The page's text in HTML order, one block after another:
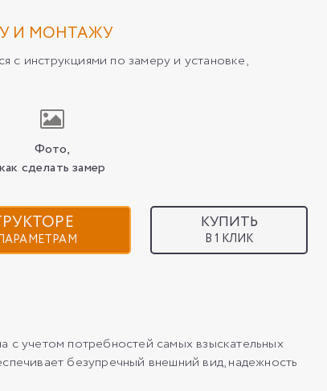
И МОНТАЖУ
с инструкциями по замеру и установке,
Фото,
как сделать замер
КУПИТЬ
В 1 КЛИК
учетом потребностей самых взыскательных
безупречный внешний вид, надежность